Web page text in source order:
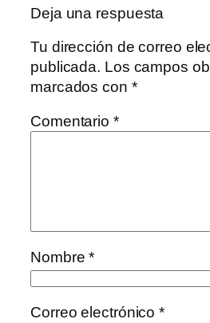
Deja una respuesta
Tu dirección de correo
publicada. Los campos
marcados con *
Comentario *
Nombre*
Correo electrónico*